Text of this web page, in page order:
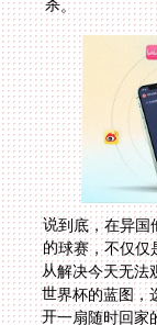
杀。
说到底，在异国
的球赛，不仅仅
从解决今天无法
世界杯的蓝图，
开一扇随时回
找“波黑 vs 卡